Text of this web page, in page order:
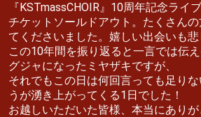
『KSTmassCHOIR』10周年記念ライ
チケットソールドアウト。たくさん
てくださいました。嬉しい出会いも悲
この10年間を振り返ると一言では伝
グジャになったミヤザキですが、
それでもこの日は何回言っても足り
うが湧き上がってくる1日でした！
お越しいただいた皆様、本当にありが